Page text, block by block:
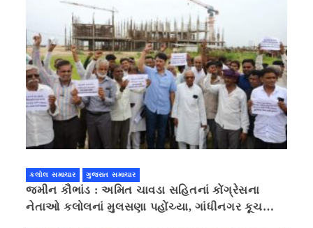
કલોલ સમાચાર ગુજરાત સમાચાર
જમીન કૌભાંડ : અમિત ચાવડા સહિતનાં કોંગ્રેસના
નેતાઓ કલોલનાં મુલસણા પહોંચ્યા, ગાંધીનગર કૂચ